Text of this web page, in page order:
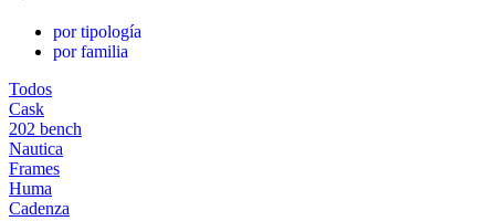
por tipología
por familia
Todos
Cask
202 bench
Nautica
Frames
Huma
Cadenza